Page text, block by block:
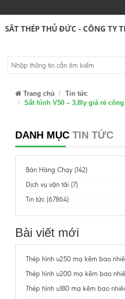
SẮT THÉP THỦ ĐỨC - CÔNG TY
Trang chủ
Tin tức
Sắt hình V50 – 3,8ly giá rẻ
DANH MỤC TIN TỨC
Bán Hàng Chạy (142)
Dịch vụ vận tải (7)
Tin tức (67864)
Bài viết mới
Thép hình u250 mạ kẽm bao
Thép hình u200 mạ kẽm bao
Thép hình u180 mạ kẽm bao